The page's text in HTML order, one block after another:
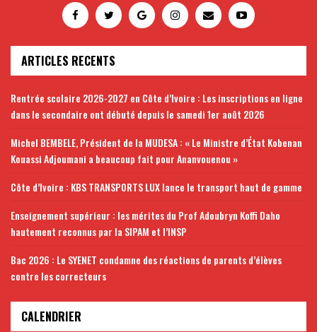
ARTICLES RECENTS
Rentrée scolaire 2026-2027 en Côte d’Ivoire : Les inscriptions en ligne
dans le secondaire ont débuté depuis le samedi 1er août 2026
Michel BEMBELE, Président de la MUDESA : « Le Ministre d’État Kobenan
Kouassi Adjoumani a beaucoup fait pour Ananvouenou »
Côte d’Ivoire : KBS TRANSPORTS LUX lance le transport haut de gamme
Enseignement supérieur : les mérites du Prof Adoubryn Koffi Daho
hautement reconnus par la SIPAM et l’INSP
Bac 2026 : Le SYENET condamne des réactions de parents d’élèves
contre les correcteurs
CALENDRIER